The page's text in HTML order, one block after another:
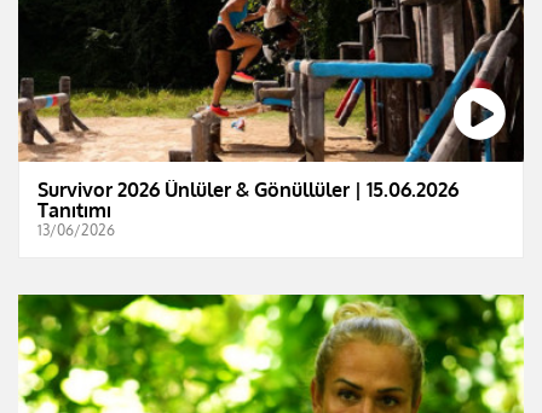
Survivor 2026 Ünlüler & Gönüllüler | 15.06.2026
Tanıtımı
13/06/2026